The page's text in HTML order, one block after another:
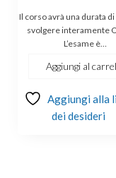
Il corso avrà una durata
svolgere interamente
L’esame è…
Aggiungi al
Aggiungi alla
dei desideri